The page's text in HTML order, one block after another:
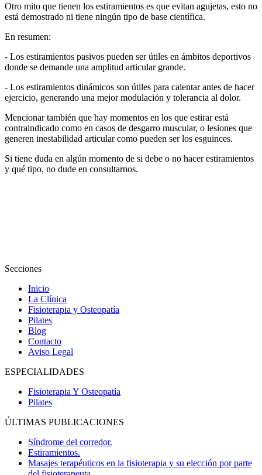
Otro mito que tienen los estiramientos es que evitan agujetas, esto no
está demostrado ni tiene ningún tipo de base científica.
En resumen:
- Los estiramientos pasivos pueden ser útiles en ámbitos deportivos
donde se demande una amplitud articular grande.
- Los estiramientos dinámicos son útiles para calentar antes de hacer
ejercicio, generando una mejor modulación y tolerancia al dolor.
Mencionar también que hay momentos en los que estirar está
contraindicado como en casos de desgarro muscular, o lesiones que
generen inestabilidad articular como pueden ser los esguinces.
Si tiene duda en algún momento de si debe o no hacer estiramientos
y qué tipo, no dude en consultarnos.
Secciones
Inicio
La Clínica
Fisioterapia y Osteopatía
Pilates
Blog
Contacto
Aviso Legal
ESPECIALIDADES
Fisioterapia Y Osteopatía
Pilates
ÚLTIMAS PUBLICACIONES
Síndrome del corredor.
Estiramientos.
Masajes terapéuticos en la fisioterapia y su elección por parte